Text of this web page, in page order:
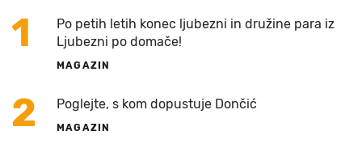
1
Po petih letih konec ljubezni in družine para iz
Ljubezni po domače!
MAGAZIN
2 Poglejte, s kom dopustuje Dončić
MAGAZIN